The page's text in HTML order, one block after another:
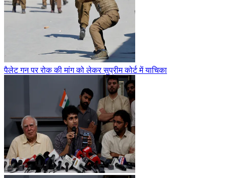
पैलेट गन पर रोक की मांग को लेकर सुप्रीम कोर्ट में याचिका